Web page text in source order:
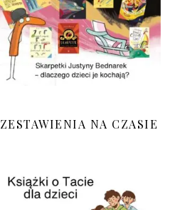
ZESTAWIENIA NA CZASIE